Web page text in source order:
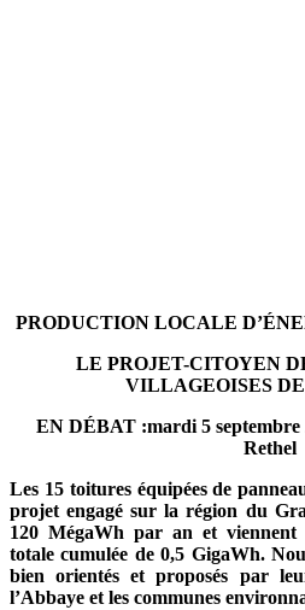
PRODUCTION LOCALE
LE PROJET-CITOYEN
VILLAGEOISES
EN DÉBAT :mardi 5 septembre
Rethel
Les 15 toitures équipées de
projet engagé sur la région du
120 MégaWh par an et viennent
totalecumulée de 0,5 GigaWh.
bien orientés et proposés par
l’Abbaye et les communes